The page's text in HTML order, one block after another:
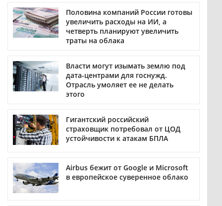
Половина компаний России готовы
увеличить расходы на ИИ, а
четверть планируют увеличить
траты на облака
Власти могут изымать землю под
дата-центрами для госнужд.
Отрасль умоляет ее не делать
этого
Гигантский российский
страховщик потребовал от ЦОД
устойчивости к атакам БПЛА
Airbus бежит от Google и Microsoft
в европейское суверенное облако